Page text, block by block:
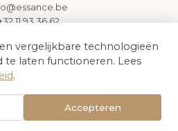
11 93 36 62
Aesthetic Clinic. Alle rechten
vergelijkbare technologieën
laten functioneren. Lees
.
Accepteren